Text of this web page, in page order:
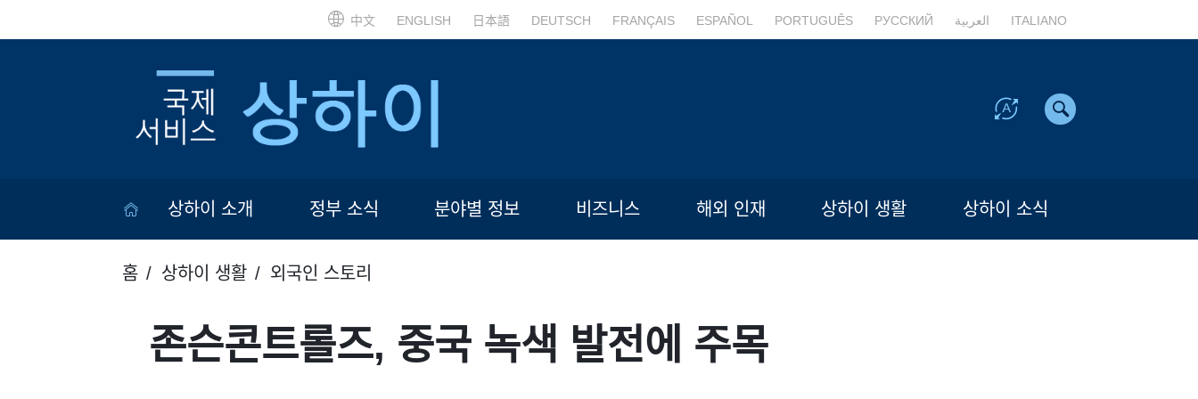
中文 ENGLISH 日本語 DEUTSCH FRANÇAIS ESPAÑOL PORTUGUÊS РУССКИЙ العربية ITALIANO
상하이 소개 정부 소식 분야별 정보 비즈니스 해외 인재 상하이 생활 상하이 소식
홈 상하이 생활 외국인 스토리
존슨콘트롤즈, 중국 녹색 발전에 주목